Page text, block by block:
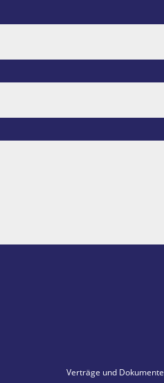
Verträge und Dokumente